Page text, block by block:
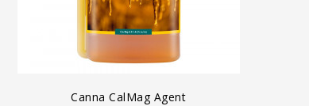
Canna CalMag Agent